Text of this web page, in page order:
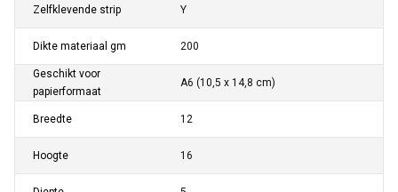
Zelfklevende strip Y
Dikte materiaal gm 200
Geschikt voor
papierformaat
A6 (10,5 x 14,8 cm)
Breedte 12
Hoogte 16